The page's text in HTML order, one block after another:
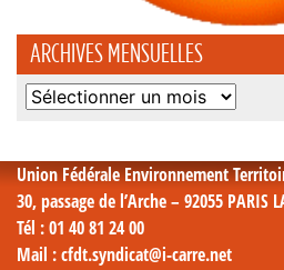
ARCHIVES MENSUELLES
Archives
Union Fédérale Environnement
30, passage de l’Arche – 92055 PARIS
Tél : 01 40 81 24 00
Mail : cfdt.syndicat@i-carre.net